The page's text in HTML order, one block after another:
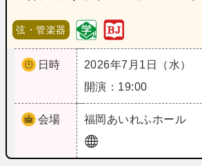
弦・管楽器
日時
2026年7月1日（水）
開演：19:00
会場 福岡 あいれふホール